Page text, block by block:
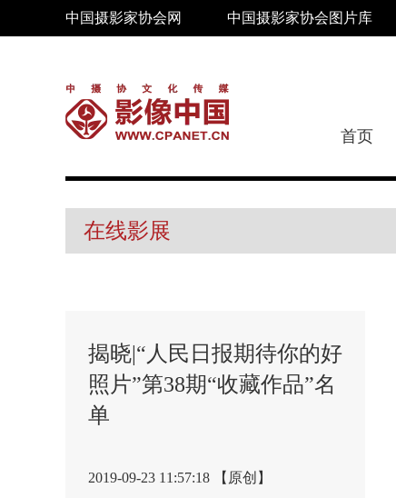
中国摄影家协会网 中国摄影家协会图片库
首页
在线影展
揭晓|“人民日报期待你的好
照片”第38期“收藏作品”名
单
2019-09-23 11:57:18 【原创】